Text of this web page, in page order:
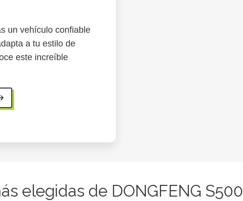
un vehículo confiable
a tu estilo de
este increíble
elegidas de DONGFENG S500